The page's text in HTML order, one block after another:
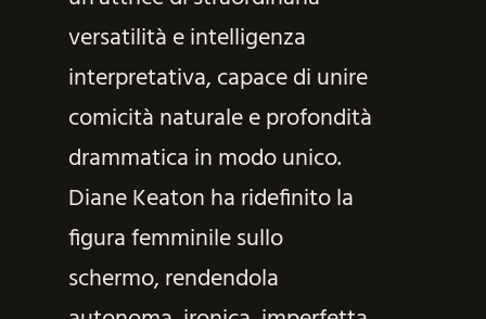
versatilità e intelligenza
interpretativa, capace di unire
comicità naturale e profondità
drammatica in modo unico.
Diane Keaton ha ridefinito la
figura femminile sullo
schermo, rendendola